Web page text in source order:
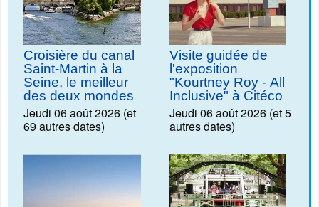
Croisière du canal
Saint-Martin à la
Seine, le meilleur
des deux mondes
Jeudi 06 août 2026 (et
69 autres dates)
Visite guidée de
l'exposition
"Kourtney Roy - All
Inclusive" à Citéco
Jeudi 06 août 2026 (et 5
autres dates)